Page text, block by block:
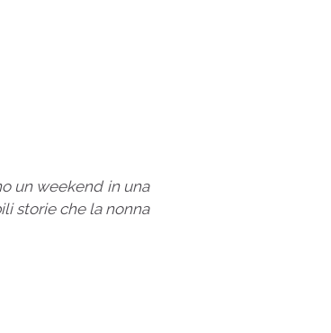
un weekend in una
storie che la nonna